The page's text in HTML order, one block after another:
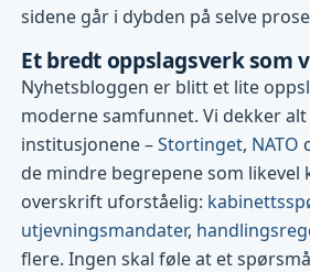
sidene går i dybden på selve
Et bredt oppslagsverk som
Nyhetsbloggen er blitt et lite
moderne samfunnet. Vi dekker
institusjonene –Stortinget, NATO
de mindre begrepene som likevel
overskrift uforståelig:
utjevningsmandater,
flere. Ingen skal føle at et